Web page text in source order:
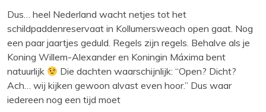
Dus… heel Nederland wacht netjes tot het
schildpaddenreservaat in Kollumersweach open gaat. Nog
een paar jaartjes geduld. Regels zijn regels. Behalve als je
Koning Willem-Alexander en Koningin Máxima bent
natuurlijk
Die dachten waarschijnlijk: “Open? Dicht?
Ach… wij kijken gewoon alvast even hoor.” Dus waar
iedereen nog een tijd moet